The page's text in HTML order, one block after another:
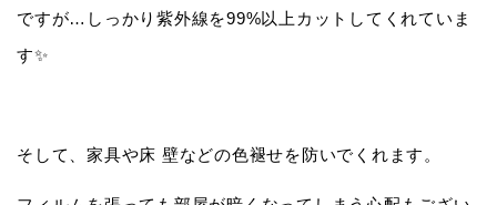
ですが…しっかり紫外線を99%以上カットしてくれていま
す✨
そして、家具や床 壁などの色褪せを防いでくれます。